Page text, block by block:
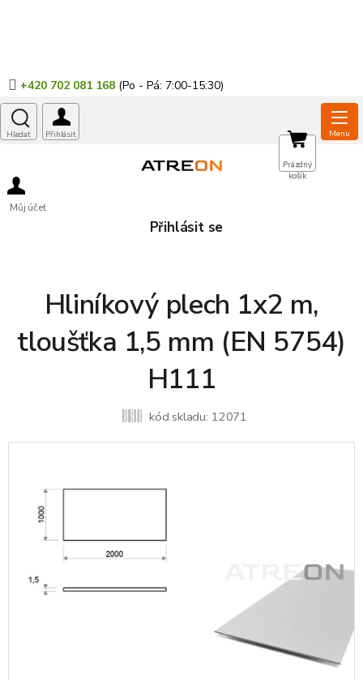
+420 702 081 168
Můj účet
Přihlásit se
NÁKUPNÍ
KOŠÍK
Prázdný
košík
Hliníkový plech 1x2 m,
tloušťka 1,5 mm (EN 5754)
H111
kód skladu: 12071